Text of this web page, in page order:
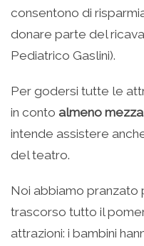
consentono di
donare parte del
Pediatrico Gaslini).
Per godersi tutte le
in conto almeno
intende assistere
del teatro.
Noi abbiamo pranzato
trascorso tutto il
attrazioni: i bambini